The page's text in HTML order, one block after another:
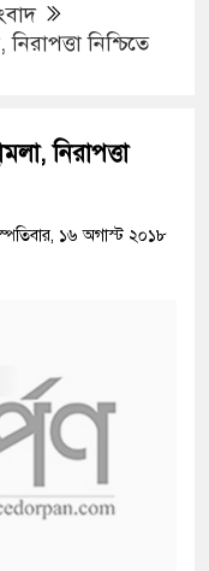
নিশ্চিতে
নিরাপত্তা
১৬ অগাস্ট ২০১৮